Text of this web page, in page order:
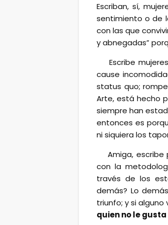
Escriban, sí,
sentimiento o de
con las que
y abnegadas”
Escribe
cause
status quo;
Arte, está hecho
siempre han
entonces es
ni siquiera los
Amiga,
con la
través de los
demás? Lo
triunfo; y si
quien no le